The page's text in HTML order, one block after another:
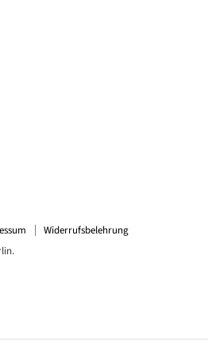
Widerrufsbelehrung